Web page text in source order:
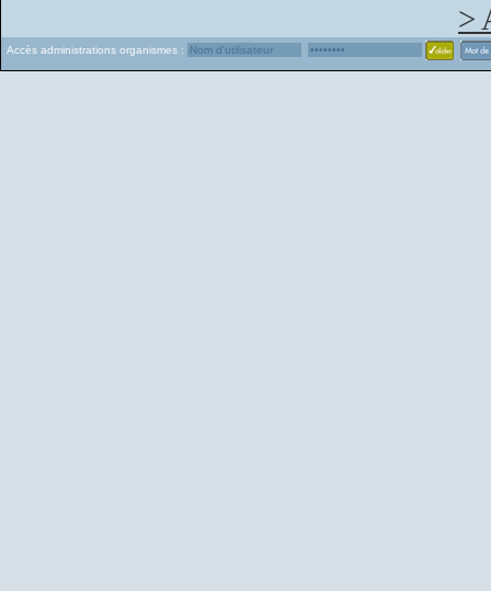
>
Accès administrations organismes :